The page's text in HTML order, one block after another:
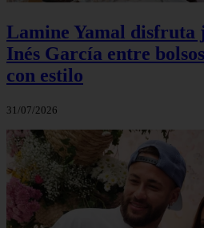
Lamine Yamal disfruta
Inés García entre
con estilo
31/07/2026